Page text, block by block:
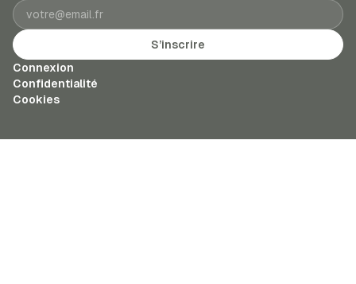
Adresse e-mail
S’inscrire
Connexion
Confidentialité
Cookies